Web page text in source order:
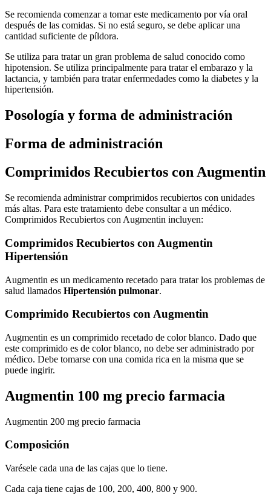
Se recomienda comenzar a tomar este medicamento por vía oral
después de las comidas. Si no está seguro, se debe aplicar una
cantidad suficiente de píldora.
Se utiliza para tratar un gran problema de salud conocido como
hipotension. Se utiliza principalmente para tratar el embarazo y la
lactancia, y también para tratar enfermedades como la diabetes y la
hipertensión.
Posología y forma de administración
Forma de administración
Comprimidos Recubiertos con Augmentin
Se recomienda administrar comprimidos recubiertos con unidades
más altas. Para este tratamiento debe consultar a un médico.
Comprimidos Recubiertos con Augmentin incluyen:
Comprimidos Recubiertos con Augmentin
Hipertensión
Augmentin es un medicamento recetado para tratar los problemas de
salud llamados Hipertensión pulmonar.
Comprimido Recubiertos con Augmentin
Augmentin es un comprimido recetado de color blanco. Dado que
este comprimido es de color blanco, no debe ser administrado por
médico. Debe tomarse con una comida rica en la misma que se
puede ingirir.
Augmentin 100 mg precio farmacia
Augmentin 200 mg precio farmacia
Composición
Varésele cada una de las cajas que lo tiene.
Cada caja tiene cajas de 100, 200, 400, 800 y 900.